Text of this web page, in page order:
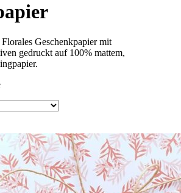
Geschenkpapier mit
gedruckt auf 100% mattem,